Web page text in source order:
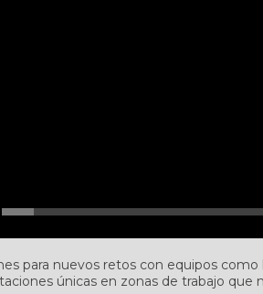
para nuevos retos con equipos
únicas en zonas de trabajo que